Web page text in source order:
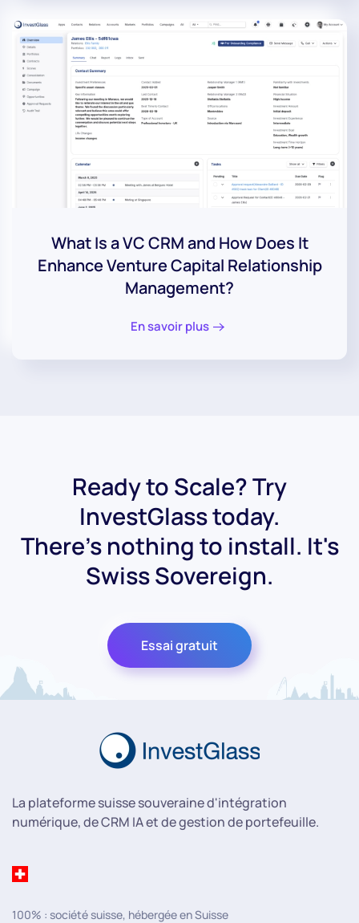
What Is a VC CRM and How Does It
Enhance Venture Capital Relationship
Management?
En savoir plus
Ready to Scale? Try
InvestGlass today.
There's nothing to install. It's
Swiss Sovereign.
Essai gratuit
La plateforme suisse souveraine d'intégration
numérique, de CRM IA et de gestion de portefeuille.
100% : société suisse, hébergée en Suisse